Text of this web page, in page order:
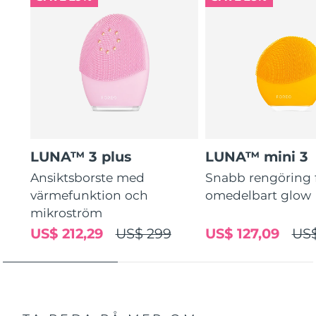
guidade rutiner.
LUNA™ 3 plus
Ansiktsborste med
värmefunktion och
mikroström
US$ 299
US$ 212,29
LUNA™ mini 3
Snabb rengöring
omedelbart glow
US$ 127,09